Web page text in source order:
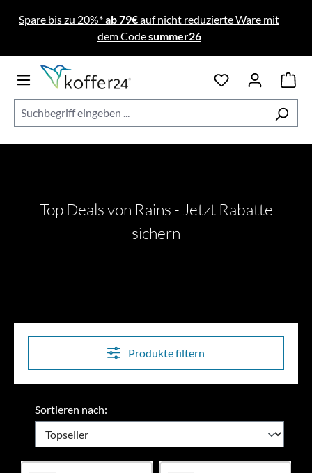
Zum Hauptinhalt springen
Spare bis zu 20%*ab 79€auf nicht reduzierte Ware mit
dem Codesummer26
Top Deals von Rains - Jetzt Rabatte
sichern
Produkte filtern
Sortieren nach: